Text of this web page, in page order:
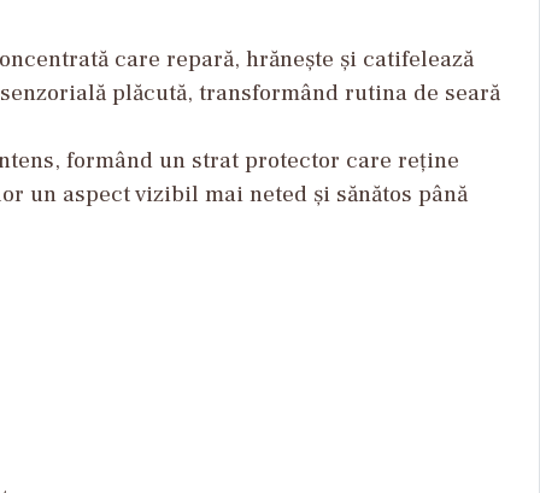
care repară, hrănește și catifelează
plăcută, transformând rutina de seară
formând un strat protector care reține
un aspect vizibil mai neted și sănătos până